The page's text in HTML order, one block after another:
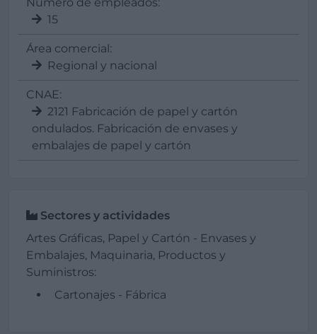
15
Área comercial:
Regional y nacional
CNAE:
2121 Fabricación de papel y cartón
ondulados. Fabricación de envases y
embalajes de papel y cartón
Sectores y actividades
Artes Gráficas, Papel y Cartón - Envases y
Embalajes, Maquinaria, Productos y
Suministros:
Cartonajes - Fábrica